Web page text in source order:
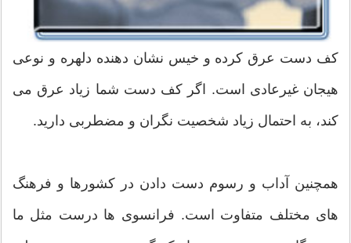
کف دست عرق کرده و خیس نشان دهنده دلهره و نوعی
هیجان غیرعادی است. اگر کف دست شما زیاد عرق می
کند، به احتمال زیاد شخصیت نگران و مضطربی دارید.
همچنین آداب و رسوم دست دادن در کشورها و فرهنگ
های مختلف متفاوت است. فرانسوی ها درست مثل ما